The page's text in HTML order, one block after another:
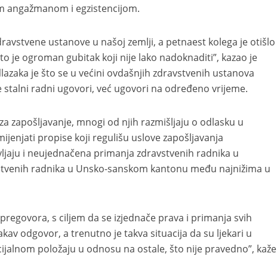
angažmanom i egzistencijom.
ustanove u našoj zemlji, a petnaest kolega je otišlo
je ogroman gubitak koji nije lako nadoknaditi”, kazao je
je što se u većini ovdašnjih zdravstvenih ustanova
radni ugovori, već ugovori na određeno vrijeme.
zapošljavanje, mnogi od njih razmišljaju o odlasku u
propise koji regulišu uslove zapošljavanja
i neujednačena primanja zdravstvenih radnika u
radnika u Unsko-sanskom kantonu među najnižima u
s ciljem da se izjednače prava i primanja svih
odgovor, a trenutno je takva situacija da su ljekari u
položaju u odnosu na ostale, što nije pravedno”, kaže